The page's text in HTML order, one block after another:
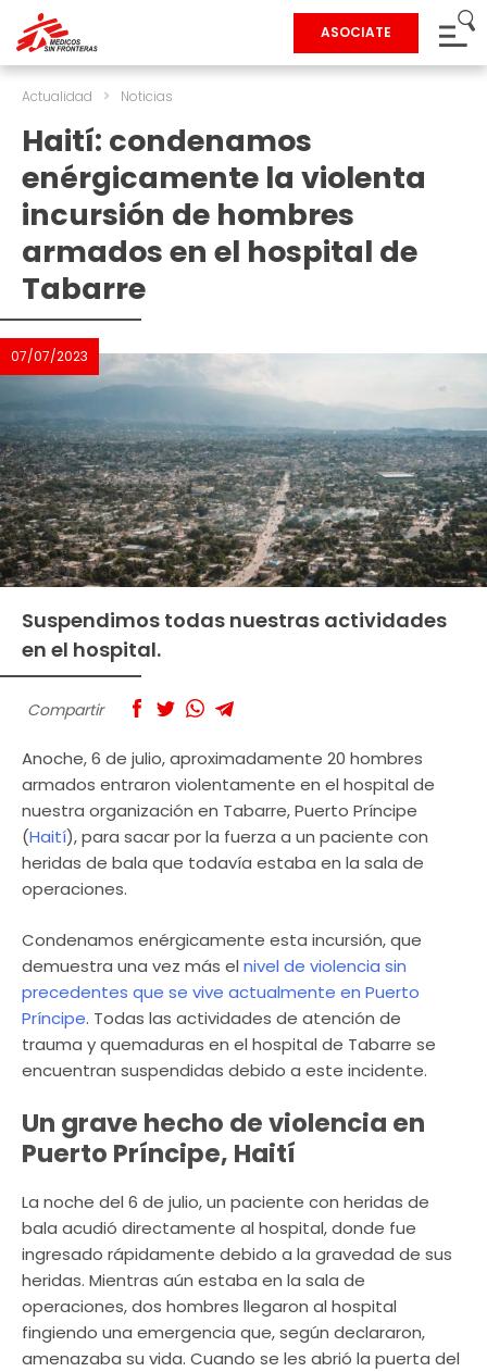
ASOCIATE
Actualidad > Noticias
Haití: condenamos
enérgicamente la violenta
incursión de hombres
armados en el hospital de
Tabarre
07/07/2023
Suspendimos todas nuestras actividades
en el hospital.
Compartir
Anoche, 6 de julio, aproximadamente 20 hombres
armados entraron violentamente en el hospital de
nuestra organización en Tabarre, Puerto Príncipe
(Haití), para sacar por la fuerza a un paciente con
heridas de bala que todavía estaba en la sala de
operaciones.
Condenamos enérgicamente esta incursión, que
demuestra una vez más el nivel de violencia sin
precedentes que se vive actualmente en Puerto
Príncipe. Todas las actividades de atención de
trauma y quemaduras en el hospital de Tabarre se
encuentran suspendidas debido a este incidente.
Un grave hecho de violencia en
Puerto Príncipe, Haití
La noche del 6 de julio, un paciente con heridas de
bala acudió directamente al hospital, donde fue
ingresado rápidamente debido a la gravedad de sus
heridas. Mientras aún estaba en la sala de
operaciones, dos hombres llegaron al hospital
fingiendo una emergencia que, según declararon,
amenazaba su vida. Cuando se les abrió la puerta del